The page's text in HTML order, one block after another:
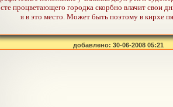
сте процветающего городка скорбно влачит свои
я в это место. Может быть поэтому в кирхе
добавлено: 30-06-2008 05:21